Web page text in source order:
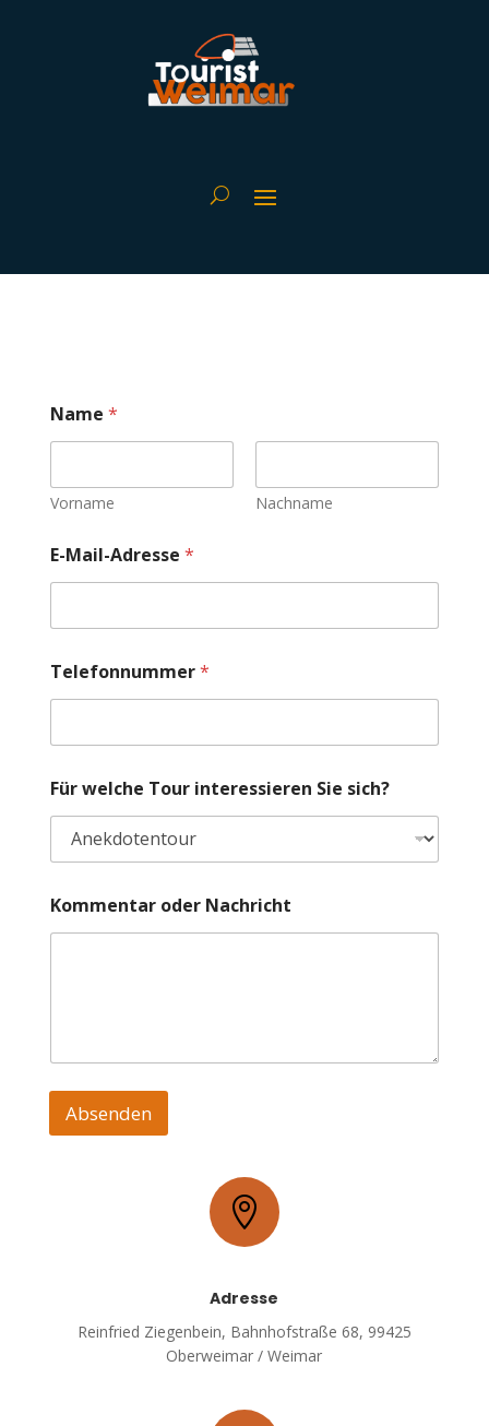
Name *
Vorname Nachname
E-Mail-Adresse *
T
e
e
o
n
n
m
e
n
n
m
Telefonnummer*
Für welche Tour interessieren Sie sich?
Kommentar oder Nachricht
Absenden

Adresse
Reinfried Ziegenbein, Bahnhofstraße 68, 99425
Oberweimar / Weimar